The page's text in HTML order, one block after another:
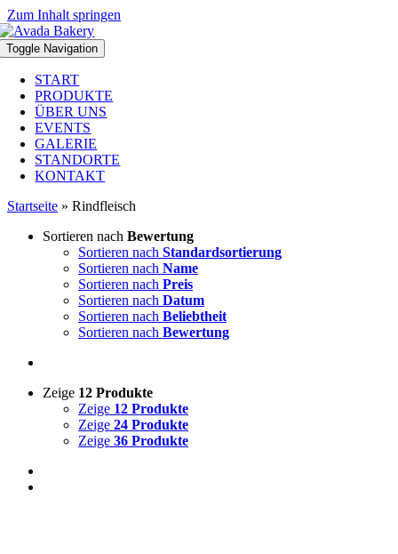
Zum Inhalt springen
Toggle Navigation
START
PRODUKTE
ÜBER UNS
EVENTS
GALERIE
STANDORTE
KONTAKT
Startseite » Rindfleisch
Sortieren nach Bewertung
Sortieren nach Standardsortierung
Sortieren nach Name
Sortieren nach Preis
Sortieren nach Datum
Sortieren nach Beliebtheit
Sortieren nach Bewertung
Zeige 12 Produkte
Zeige 12 Produkte
Zeige 24 Produkte
Zeige 36 Produkte